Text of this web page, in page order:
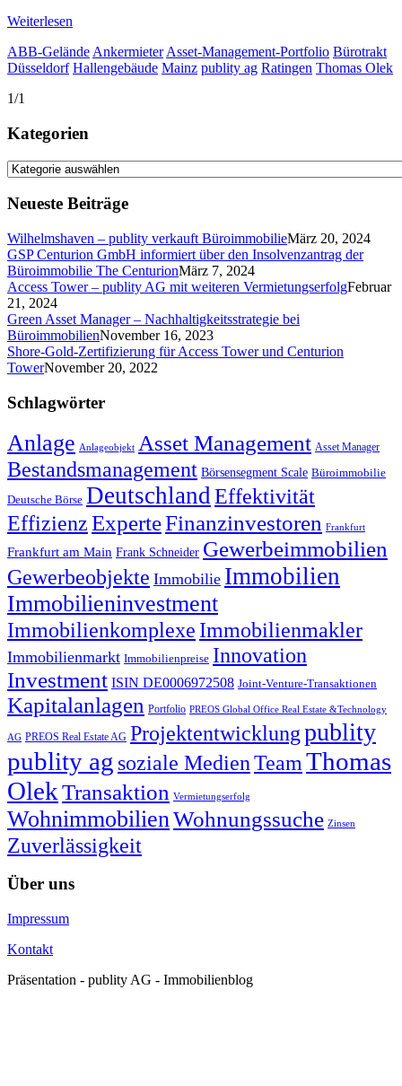
Weiterlesen
ABB-Gelände Ankermieter Asset-Management-Portfolio Bürotrakt
Düsseldorf Hallengebäude Mainz publity ag Ratingen Thomas Olek
1/1
Kategorien
Kategorien
Neueste Beiträge
Wilhelmshaven – publity verkauft BüroimmobilieMärz 20, 2024
GSP Centurion GmbH informiert über den Insolvenzantrag der
Büroimmobilie The CenturionMärz 7, 2024
Access Tower – publity AG mit weiteren VermietungserfolgFebruar
21, 2024
Green Asset Manager – Nachhaltigkeitsstrategie bei
BüroimmobilienNovember 16, 2023
Shore-Gold-Zertifizierung für Access Tower und Centurion
TowerNovember 20, 2022
Schlagwörter
Anlage Anlageobjekt Asset Management Asset Manager
Bestandsmanagement Börsensegment Scale Büroimmobilie
Deutsche Börse Deutschland Effektivität
EffizienzExperteFinanzinvestoren Frankfurt
Frankfurt am Main Frank Schneider Gewerbeimmobilien
Gewerbeobjekte Immobilie Immobilien
Immobilieninvestment
Immobilienkomplexe Immobilienmakler
Immobilienmarkt Immobilienpreise Innovation
Investment ISIN DE0006972508 Joint-Venture-Transaktionen
Kapitalanlagen Portfolio PREOS Global Office Real Estate &Technology
AG PREOS Real Estate AG Projektentwicklungpublity
publity ag soziale MedienTeam Thomas
OlekTransaktion Vermietungserfolg
WohnimmobilienWohnungssuche Zinsen
Zuverlässigkeit
Über uns
Impressum
Kontakt
Präsentation - publity AG - Immobilienblog